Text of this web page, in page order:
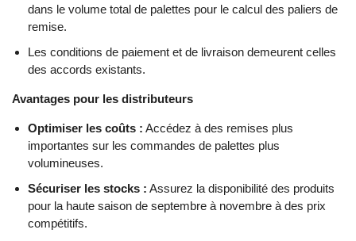
dans le volume total de palettes pour le calcul des paliers de
remise.
Les conditions de paiement et de livraison demeurent celles
des accords existants.
Avantages pour les distributeurs
Optimiser les coûts : Accédez à des remises plus
importantes sur les commandes de palettes plus
volumineuses.
Sécuriser les stocks : Assurez la disponibilité des produits
pour la haute saison de septembre à novembre à des prix
compétitifs.